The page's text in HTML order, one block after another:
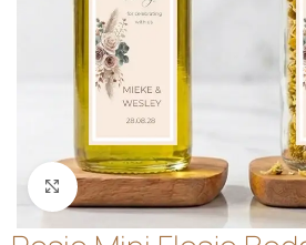
Klik om te vergroten